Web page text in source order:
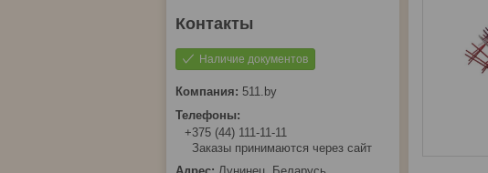
Наличие документов
511.by
+375 (44) 111-11-11
Заказы принимаются через сайт